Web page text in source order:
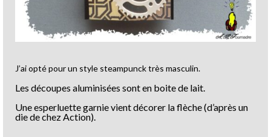
J’ai opté pour un style steampunck très masculin.
Les découpes aluminisées sont en boite de lait.
Une esperluette garnie vient décorer la flèche (d’après un
die de chez Action).